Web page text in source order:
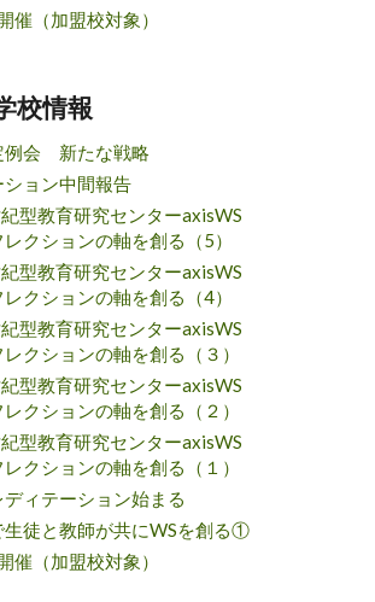
催（加盟校対象）
校情報
例会 新たな戦略
ョン中間報告
型教育研究センターaxisWS
クションの軸を創る（5）
型教育研究センターaxisWS
クションの軸を創る（4）
型教育研究センターaxisWS
クションの軸を創る（３）
型教育研究センターaxisWS
クションの軸を創る（２）
型教育研究センターaxisWS
クションの軸を創る（１）
ィテーション始まる
生徒と教師が共にWSを創る①
催（加盟校対象）